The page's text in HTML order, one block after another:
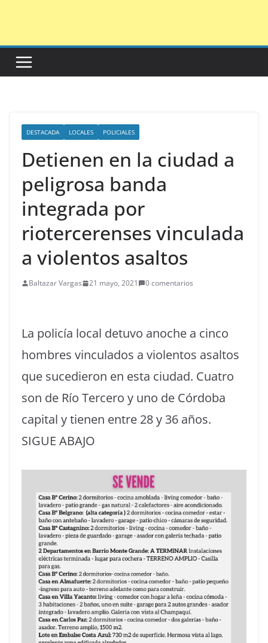
DESTACADA LOCALES POLICIALES
Detienen en la ciudad a
peligrosa banda
integrada por
riotercerenses vinculada
a violentos asaltos
Baltazar Vargas 21 mayo, 2021 0 comentarios
La policía local detuvo anoche a cinco
hombres vinculados a violentos asaltos
que sucedieron en esta ciudad. Cuatro
son de Río Tercero y uno de Córdoba
capital y tienen entre 28 y 36 años.
SIGUE ABAJO